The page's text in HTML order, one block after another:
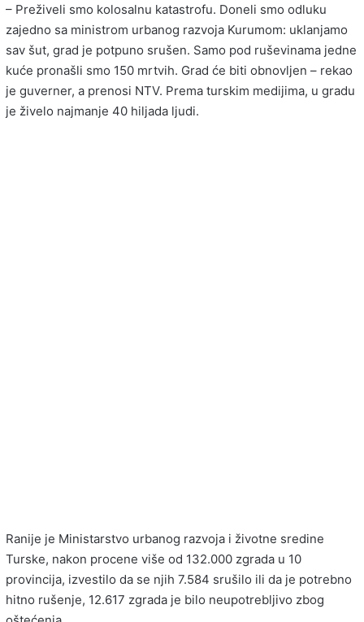
– Preživeli smo kolosalnu katastrofu. Doneli smo odluku
zajedno sa ministrom urbanog razvoja Kurumom: uklanjamo
sav šut, grad je potpuno srušen. Samo pod ruševinama jedne
kuće pronašli smo 150 mrtvih. Grad će biti obnovljen – rekao
je guverner, a prenosi NTV. Prema turskim medijima, u gradu
je živelo najmanje 40 hiljada ljudi.
Ranije je Ministarstvo urbanog razvoja i životne sredine
Turske, nakon procene više od 132.000 zgrada u 10
provincija, izvestilo da se njih 7.584 srušilo ili da je potrebno
hitno rušenje, 12.617 zgrada je bilo neupotrebljivo zbog